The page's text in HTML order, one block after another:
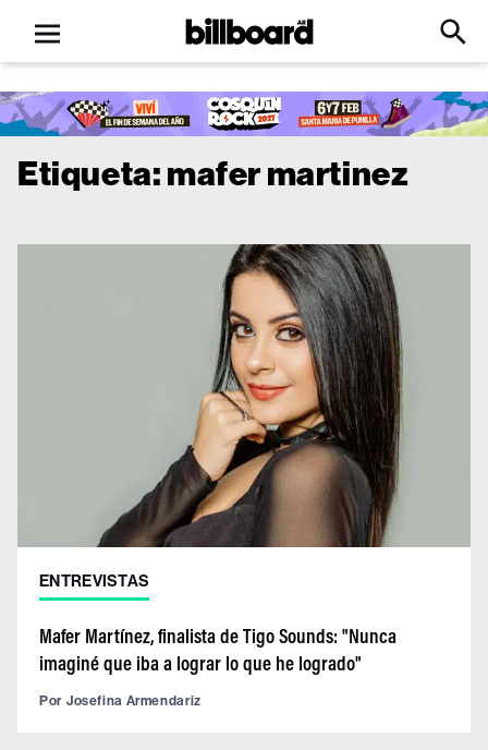
Open
menu
Billboard
Click
Input
Etiqueta:mafer martinez
ENTREVISTAS
Mafer Martínez, finalista de Tigo Sounds: "Nunca
imaginé que iba a lograr lo que he logrado"
Por Josefina Armendariz